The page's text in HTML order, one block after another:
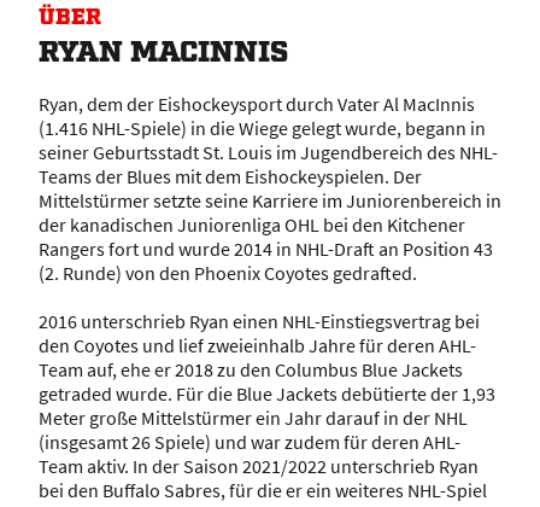
ÜBER
RYAN MACINNIS
Ryan, dem der Eishockeysport durch Vater Al MacInnis
(1.416 NHL-Spiele) in die Wiege gelegt wurde, begann in
seiner Geburtsstadt St. Louis im Jugendbereich des NHL-
Teams der Blues mit dem Eishockeyspielen. Der
Mittelstürmer setzte seine Karriere im Juniorenbereich in
der kanadischen Juniorenliga OHL bei den Kitchener
Rangers fort und wurde 2014 in NHL-Draft an Position 43
(2. Runde) von den Phoenix Coyotes gedrafted.
2016 unterschrieb Ryan einen NHL-Einstiegsvertrag bei
den Coyotes und lief zweieinhalb Jahre für deren AHL-
Team auf, ehe er 2018 zu den Columbus Blue Jackets
getraded wurde. Für die Blue Jackets debütierte der 1,93
Meter große Mittelstürmer ein Jahr darauf in der NHL
(insgesamt 26 Spiele) und war zudem für deren AHL-
Team aktiv. In der Saison 2021/2022 unterschrieb Ryan
bei den Buffalo Sabres, für die er ein weiteres NHL-Spiel